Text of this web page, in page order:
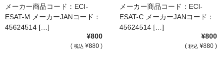
リッジ 国内リサイクル品
メーカー商品コード：ECI-
ESAT-M メーカーJANコード：
45624514 […]
¥800
( 税込 ¥880 )
ッジ 国内リサイクル品
メーカー商品コード：ECI-
ESAT-C メーカーJANコード：
45624514 […]
¥800
( 税込 ¥880 )